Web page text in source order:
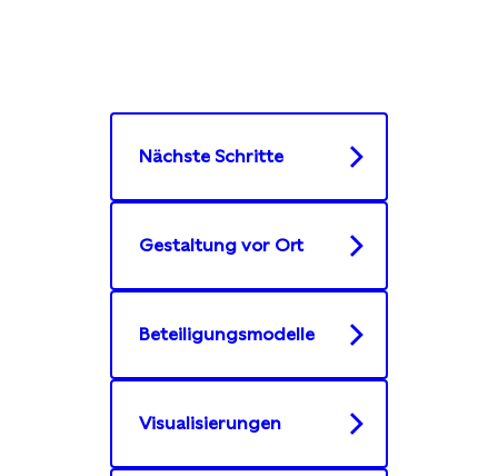
Nächste Schritte
Gestaltung vor Ort
Beteiligungsmodelle
Visualisierungen